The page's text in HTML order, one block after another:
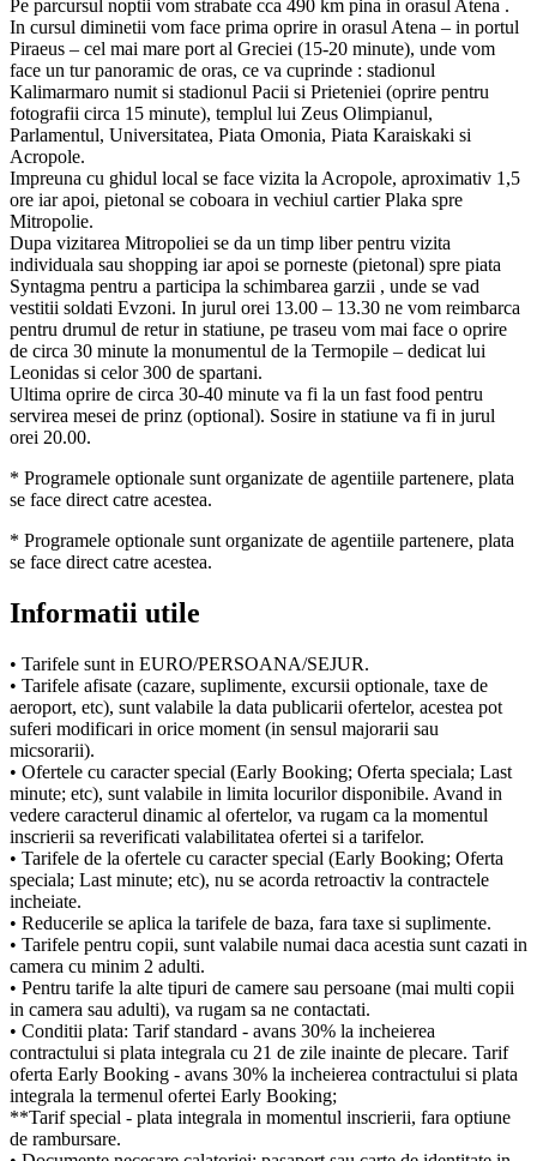
Pe parcursul noptii vom strabate cca 490 km pina in orasul Atena .
In cursul diminetii vom face prima oprire in orasul Atena – in portul
Piraeus – cel mai mare port al Greciei (15-20 minute), unde vom
face un tur panoramic de oras, ce va cuprinde : stadionul
Kalimarmaro numit si stadionul Pacii si Prieteniei (oprire pentru
fotografii circa 15 minute), templul lui Zeus Olimpianul,
Parlamentul, Universitatea, Piata Omonia, Piata Karaiskaki si
Acropole.
Impreuna cu ghidul local se face vizita la Acropole, aproximativ 1,5
ore iar apoi, pietonal se coboara in vechiul cartier Plaka spre
Mitropolie.
Dupa vizitarea Mitropoliei se da un timp liber pentru vizita
individuala sau shopping iar apoi se porneste (pietonal) spre piata
Syntagma pentru a participa la schimbarea garzii , unde se vad
vestitii soldati Evzoni. In jurul orei 13.00 – 13.30 ne vom reimbarca
pentru drumul de retur in statiune, pe traseu vom mai face o oprire
de circa 30 minute la monumentul de la Termopile – dedicat lui
Leonidas si celor 300 de spartani.
Ultima oprire de circa 30-40 minute va fi la un fast food pentru
servirea mesei de prinz (optional). Sosire in statiune va fi in jurul
orei 20.00.
* Programele optionale sunt organizate de agentiile partenere, plata
se face direct catre acestea.
* Programele optionale sunt organizate de agentiile partenere, plata
se face direct catre acestea.
Informatii utile
• Tarifele sunt in EURO/PERSOANA/SEJUR.
• Tarifele afisate (cazare, suplimente, excursii optionale, taxe de
aeroport, etc), sunt valabile la data publicarii ofertelor, acestea pot
suferi modificari in orice moment (in sensul majorarii sau
micsorarii).
• Ofertele cu caracter special (Early Booking; Oferta speciala; Last
minute; etc), sunt valabile in limita locurilor disponibile. Avand in
vedere caracterul dinamic al ofertelor, va rugam ca la momentul
inscrierii sa reverificati valabilitatea ofertei si a tarifelor.
• Tarifele de la ofertele cu caracter special (Early Booking; Oferta
speciala; Last minute; etc), nu se acorda retroactiv la contractele
incheiate.
• Reducerile se aplica la tarifele de baza, fara taxe si suplimente.
• Tarifele pentru copii, sunt valabile numai daca acestia sunt cazati in
camera cu minim 2 adulti.
• Pentru tarife la alte tipuri de camere sau persoane (mai multi copii
in camera sau adulti), va rugam sa ne contactati.
• Conditii plata: Tarif standard - avans 30% la incheierea
contractului si plata integrala cu 21 de zile inainte de plecare. Tarif
oferta Early Booking - avans 30% la incheierea contractului si plata
integrala la termenul ofertei Early Booking;
**Tarif special - plata integrala in momentul inscrierii, fara optiune
de rambursare.